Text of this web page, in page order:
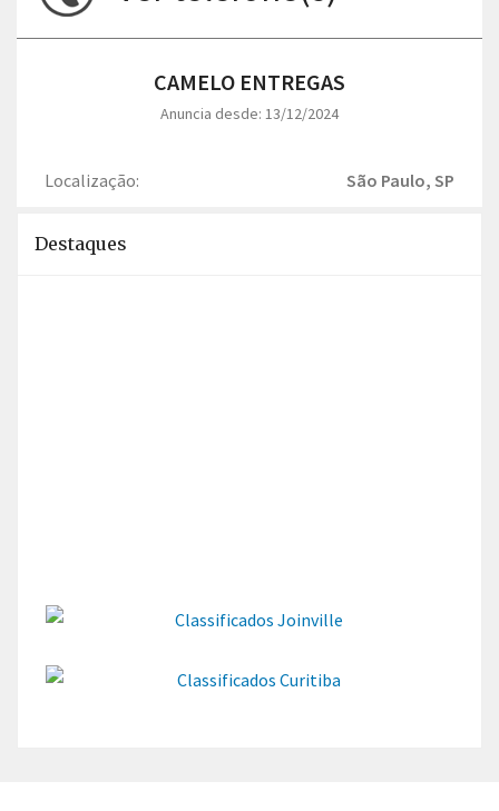
CAMELO ENTREGAS
Anuncia desde: 13/12/2024
Localização: São Paulo, SP
Destaques